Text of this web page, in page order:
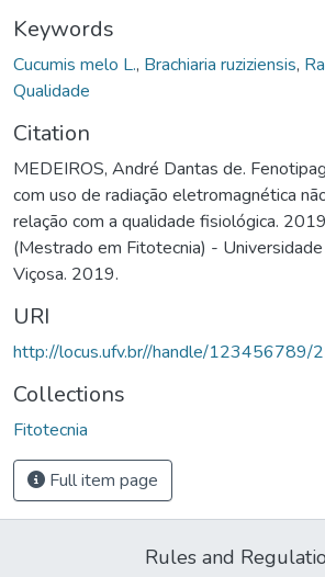
Keywords
Cucumis melo L., Brachiaria ruziziensis,
Qualidade
Citation
MEDEIROS, André Dantas de.
com uso de radiação eletromagnética
relação com a qualidade fisiológica.
(Mestrado em Fitotecnia) -
Viçosa. 2019.
URI
http://locus.ufv.br//handle/123456789/
Collections
Fitotecnia
Full item page
Rules and